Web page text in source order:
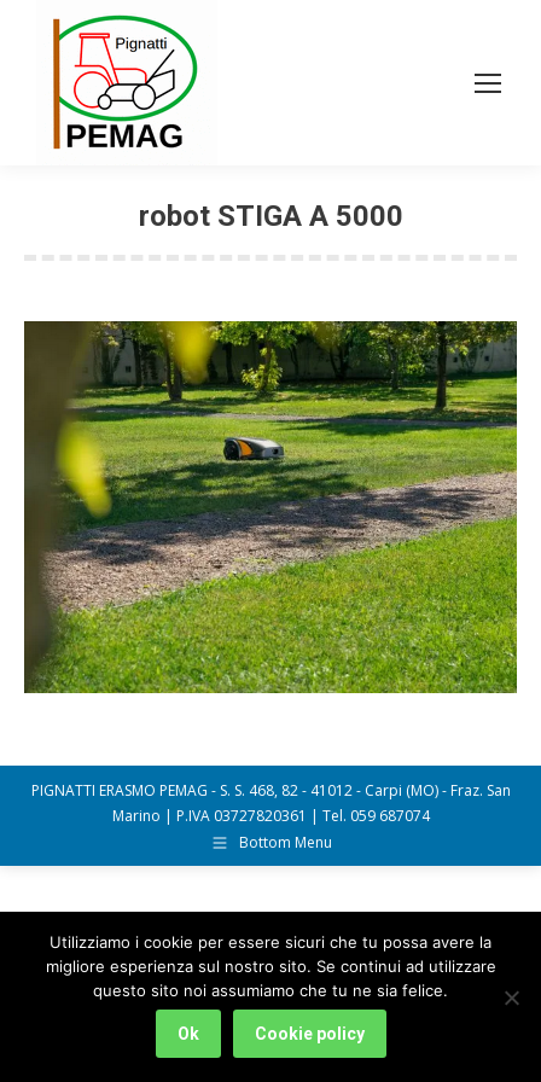
robot STIGA A 5000
PIGNATTI ERASMO PEMAG - S. S. 468, 82 - 41012 - Carpi (MO) - Fraz. San
Marino | P.IVA 03727820361 | Tel. 059 687074
Bottom Menu
Utilizziamo i cookie per essere sicuri che tu possa avere la
migliore esperienza sul nostro sito. Se continui ad utilizzare
questo sito noi assumiamo che tu ne sia felice.
Ok Cookie policy